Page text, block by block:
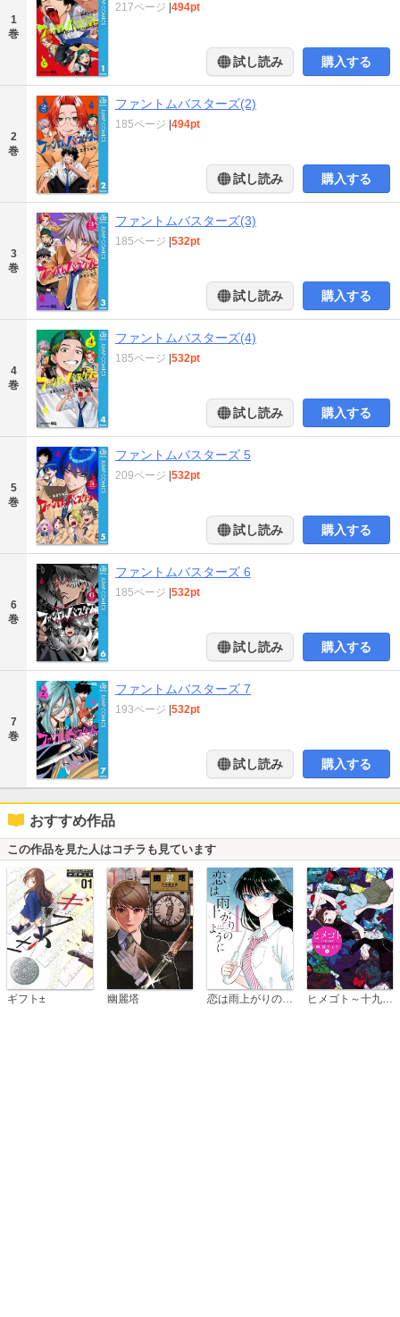
1
巻
217ページ 494pt
試し読み 購入する
2
巻
ファントムバスターズ(2)
185ページ 494pt
試し読み 購入する
3
巻
ファントムバスターズ(3)
185ページ 532pt
試し読み 購入する
4
巻
ファントムバスターズ(4)
185ページ 532pt
試し読み 購入する
5
巻
ファントムバスターズ 5
209ページ 532pt
試し読み 購入する
6
巻
ファントムバスターズ 6
185ページ 532pt
試し読み 購入する
7
巻
ファントムバスターズ 7
193ページ 532pt
試し読み 購入する
おすすめ作品
この作品を見た人はコチラも見ています
ギフト± 幽麗塔 恋は雨上がりのように ヒメゴト～十九歳の制服～